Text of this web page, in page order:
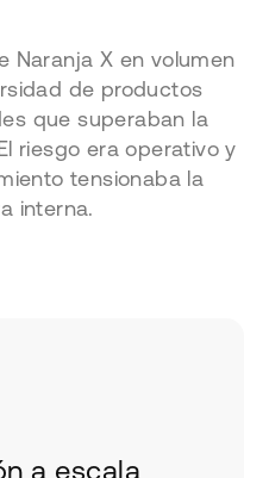
Naranja X en volumen
de productos
que superaban la
riesgo era operativo y
tensionaba la
interna.
a escala